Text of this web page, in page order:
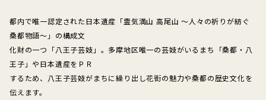
都内で唯一認定された日本遺産「霊気満山 高尾山 ～人々の祈りが紡ぐ
桑都物語～」の構成文
化財の一つ「八王子芸妓」。多摩地区唯一の芸妓がいるまち「桑都・八
王子」や日本遺産をＰＲ
するため、八王子芸妓がまちに繰り出し花街の魅力や桑都の歴史文化を
伝えます。